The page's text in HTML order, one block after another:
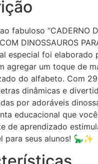
fabuloso “CADERNO
DINOSSAUROS
especial foi elaborado
agregar um toque de
do alfabeto. Com
dinâmicas e
por adoráveis
educacional que
de aprendizado
para seus alunos! 🦕✨